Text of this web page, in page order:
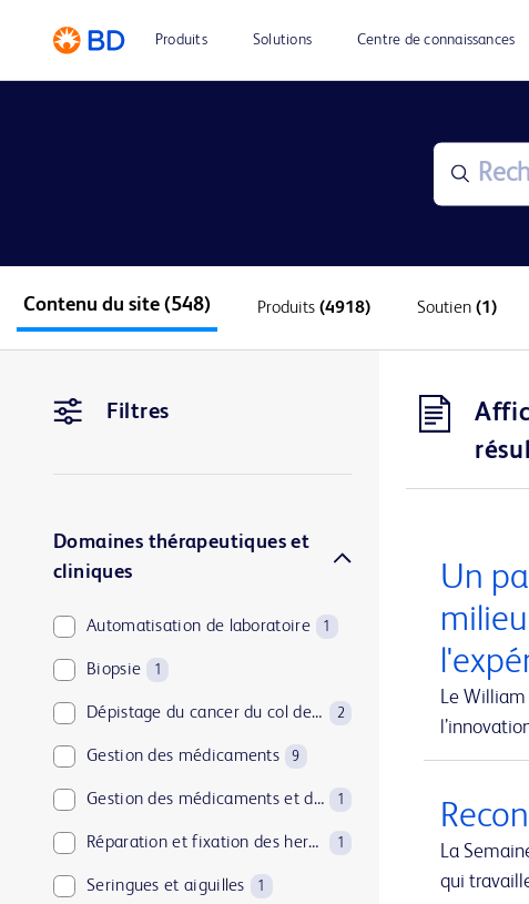
Produits Solutions Centre de connaissances
Contenu du site (548) Produits (4918) Soutien (1)
Filtres
Domaines thérapeutiques et
cliniques
Automatisation de laboratoire 1
Biopsie 1
Dépistage du cancer du col de l’utérus 2
Gestion des médicaments 9
Gestion des médicaments et de l’approvisionnement 1
Réparation et fixation des hernies 1
Seringues et aiguilles 1
Un
Le
La
qui